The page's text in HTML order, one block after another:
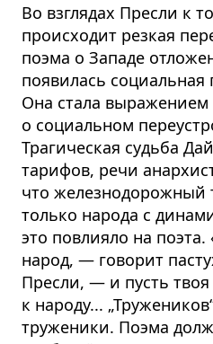
Во взглядах Пресли к
происходит резкая
поэма о Западе
появилась социальная
Она стала
о социальном
Трагическая судьба
тарифов, речи
что железнодорожный
только народа с
это повлияло на поэта.
народ, — говорит
Пресли, — и пусть
к народу...
труженики. Поэма